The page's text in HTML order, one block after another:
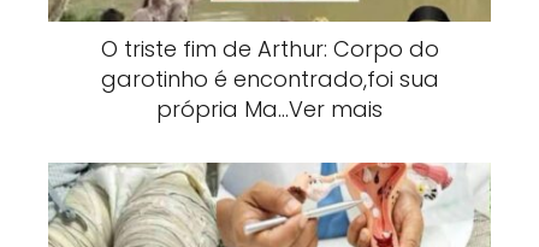
O triste fim de Arthur: Corpo do
garotinho é encontrado,foi sua
própria Ma…Ver mais